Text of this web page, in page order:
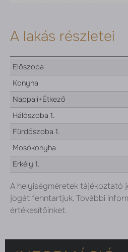
A lakás részletei
Előszoba
Konyha
Nappali+Étkező
Hálószoba 1.
Fürdőszoba 1.
Mosókonyha
Erkély 1.
A helyiségméretek tájékoztató
jogát fenntartjuk. További
értékesítőinket.